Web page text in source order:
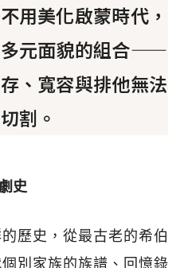
用美化啟蒙時代，
多元面貌的組合——
、寬容與排他無法
切割。
史
歷史，從最古老的希伯
別家族的族譜、回憶錄